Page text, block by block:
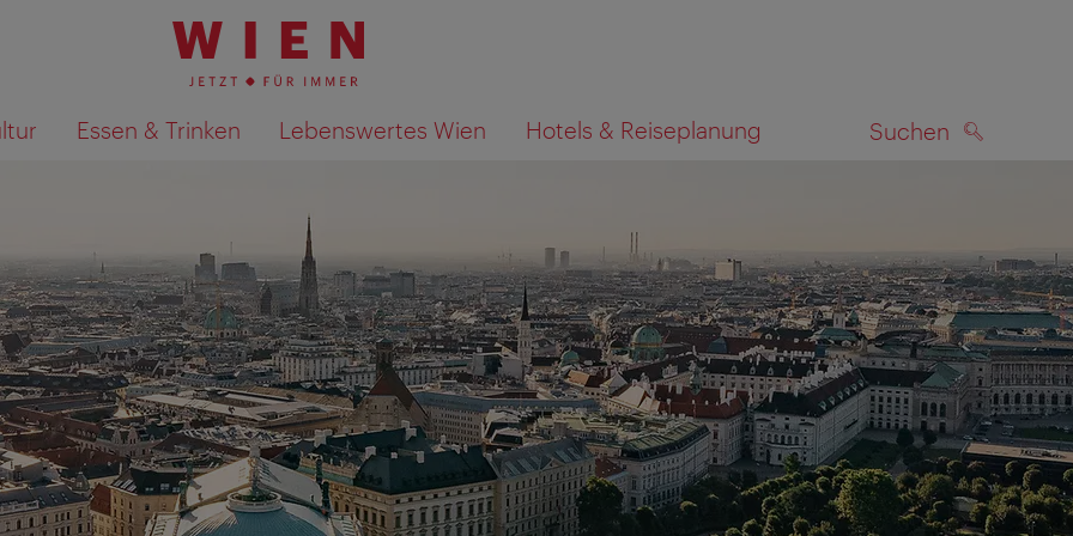
Essen & Trinken Lebenswertes Wien Hotels & Reiseplanung Suchen